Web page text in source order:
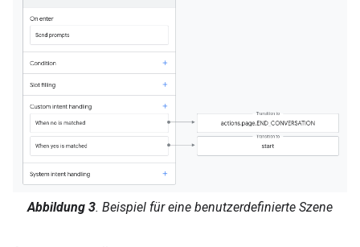
Abbildung 3. Beispiel für eine benutzerdefinierte Szene